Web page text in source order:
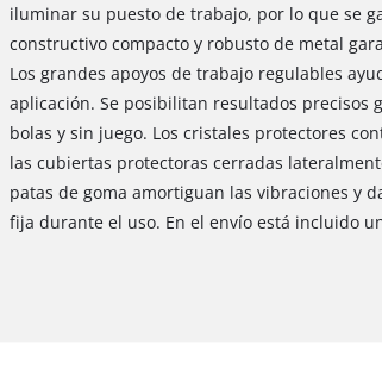
iluminar su puesto de trabajo, por lo que se
constructivo compacto y robusto de metal
Los grandes apoyos de trabajo regulables
aplicación. Se posibilitan resultados precisos
bolas y sin juego. Los cristales protectores
las cubiertas protectoras cerradas
patas de goma amortiguan las vibraciones y
fija durante el uso. En el envío está incluido